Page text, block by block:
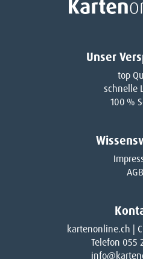
Unser
top
schnelle
100 %
AGB
kartenonline.ch |
Telefon 055